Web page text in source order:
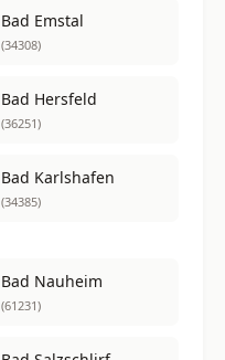
Bad Emstal
(34308)
Bad Hersfeld
(36251)
Bad Karlshafen
(34385)
Bad Nauheim
(61231)